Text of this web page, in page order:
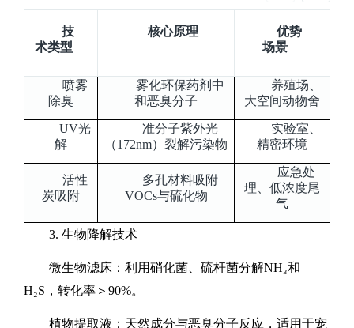
技
术类型
核心原理
优势
场景
‌喷雾
除臭
雾化环保药剂中
和恶臭分子
养殖场、
大空间动物舍
UV光
解
准分子紫外光
（172nm）裂解污染物
实验室、
精密环境
‌活性
炭吸附
多孔材料吸附
VOCs与硫化物
应急处
理、低浓度尾
气
3. ‌生物降解技术‌
‌微生物滤床‌：利用硝化菌、硫杆菌分解NH₃和
H₂S ，转化率＞ 90%。
‌植物提取液‌：天然成分与恶臭分子反应，适用于宠